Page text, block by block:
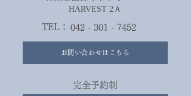
HARVEST 2Ａ​
TEL： 042 - 301 - 7452
お問い合わせはこちら
完全予約制